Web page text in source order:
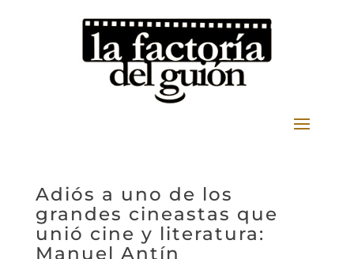
Adiós a uno de los
grandes cineastas que
unió cine y literatura:
Manuel Antín